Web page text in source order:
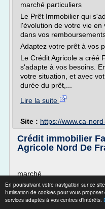
En poursuivant votre navigation sur ce
l'utilisation de cookies pour vous
services adaptés à vos centres d'intérêts.
marché particuliers
Le Prêt Immobilier qui
l'évolution de votre vie
dans vos
Adaptez votre prêt à vos
Le Crédit Agricole a créé
s'adapte à vos besoins.
votre situation, et avec
durée du prêt,...
Lire la suite
Site : https://www.ca-
Crédit immobilier
Agricole Nord De
marché
Le Prêt Immobilier qui
l'évolution de votre vie en
vos remboursements.